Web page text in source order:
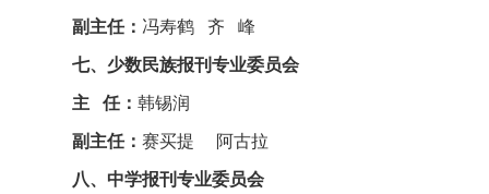
副主任： 冯寿鹤 齐 峰
七、少数民族报刊专业委员会
主 任：韩锡润
副主任：赛买提 阿古拉
八、中学报刊专业委员会